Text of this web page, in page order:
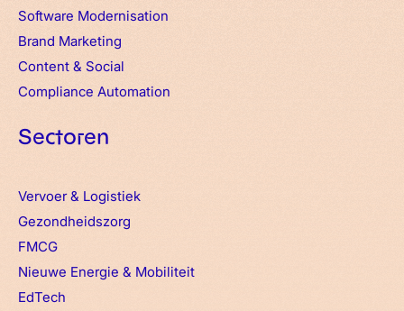
Software Modernisation
Brand Marketing
Content & Social
Compliance Automation
Sectoren
Vervoer & Logistiek
Gezondheidszorg
FMCG
Nieuwe Energie & Mobiliteit
EdTech